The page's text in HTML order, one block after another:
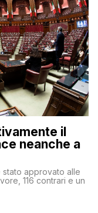
il
neanche a
stato approvato alle
116 contrari e un